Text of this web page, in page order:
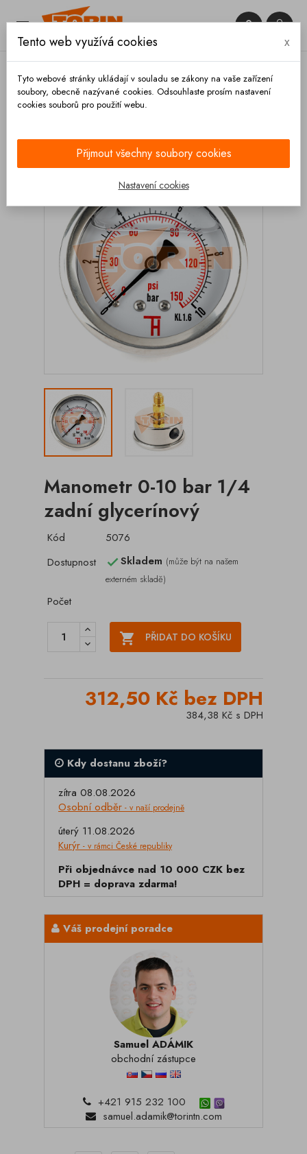
 

Manometr 0-10 bar 1/4
zadní glycerínový
Kód
5076
Dostupnost
Skladem (může být na našem
externém skladě)
Počet
 PŘIDAT DO KOŠÍKU
312,50 Kč bez DPH
384,38 Kč s DPH
Kdy dostanu zboží?
zítra 08.08.2026
Osobní odběr - v naší prodejně
úterý 11.08.2026
Kurýr - v rámci České republiky
Při objednávce nad 10 000 CZK bez
DPH = doprava zdarma!
Váš prodejní poradce
Samuel ADÁMIK
obchodní zástupce
+421 915 232 100
samuel.adamik@torintn.com
Tento web využívá cookies x
Tyto webové stránky ukládají v souladu se zákony na vaše zařízení
soubory, obecně nazývané cookies. Odsouhlaste prosím nastavení
cookies souborů pro použití webu.
Přijmout všechny soubory cookies
Nastavení cookies